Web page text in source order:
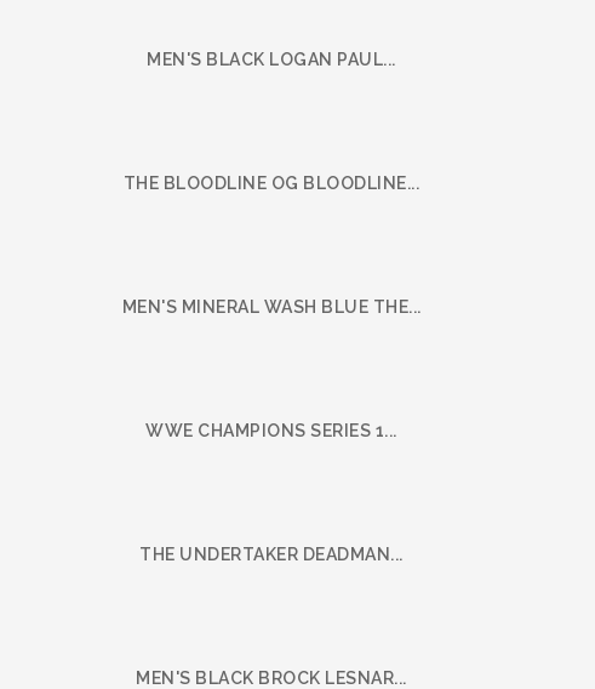
MEN'S BLACK LOGAN PAUL...
THE BLOODLINE OG BLOODLINE...
MEN'S MINERAL WASH BLUE THE...
WWE CHAMPIONS SERIES 1...
THE UNDERTAKER DEADMAN...
MEN'S BLACK BROCK LESNAR...